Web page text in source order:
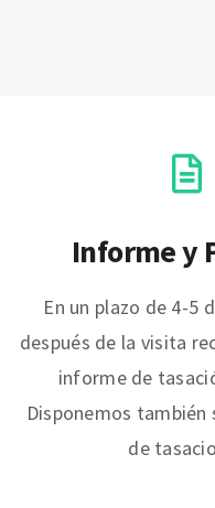
Informe y
En un plazo de 4-5
después de la visita
informe de
Disponemos
de